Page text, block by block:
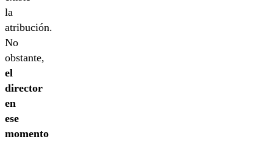
la
atribución.
No
obstante,
el
director
en
ese
momento